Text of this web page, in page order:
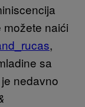
naići
,
sa
nedavno